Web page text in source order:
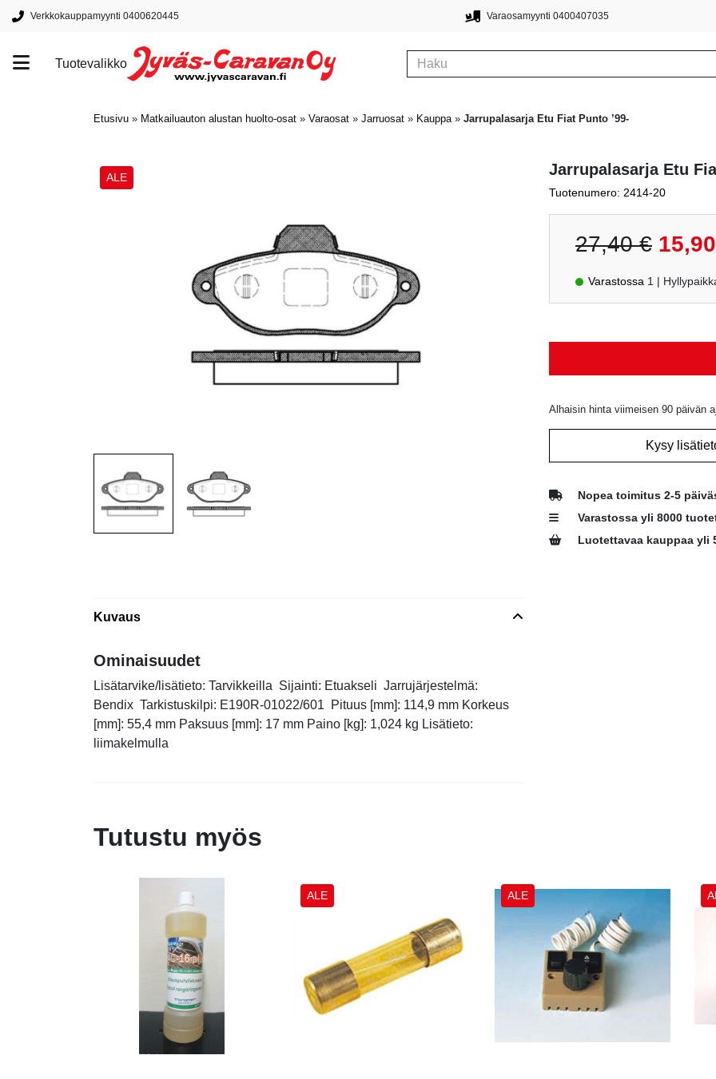
Verkkokauppamyynti 0400620445 Varaosamyynti 0400407035
Tuotevalikko
Etusivu » Matkailuauton alustan huolto-osat » Varaosat » Jarruosat » Kauppa» Jarrupalasarja Etu Fiat Punto ’99-
ALE
Kuvaus
Ominaisuudet
Lisätarvike/lisätieto: Tarvikkeilla Sijainti: Etuakseli Jarrujärjestelmä:
Bendix Tarkistuskilpi: E190R-01022/601 Pituus [mm]: 114,9 mm Korkeus
[mm]: 55,4 mm Paksuus [mm]: 17 mm Paino [kg]: 1,024 kg Lisätieto:
liimakelmulla
Jarrupalasarja Etu
Tuotenumero: 2414-20
27,40€ hinta
oli:
Varastossa 1 |
Alhaisin hinta viimeisen 90 päivän
Kysy
Nopea toimitus 2-5
Varastossa yli 8000
Luotettavaa kauppaa yli
Tutustu myös
ALE ALE